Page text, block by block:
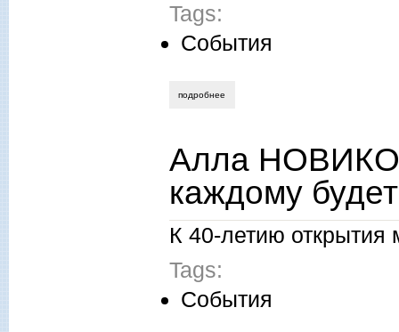
Tags:
События
подробнее
Алла
каждому
К 40-летию
Tags:
События